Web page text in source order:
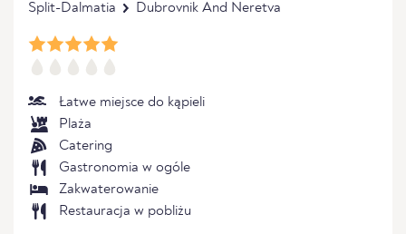
Split-Dalmatia Dubrovnik And Neretva
Łatwe miejsce do kąpieli
Plaża
Catering
Gastronomia w ogóle
Zakwaterowanie
Restauracja w pobliżu